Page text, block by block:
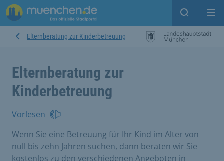
Suche
Elternberatung zur Kinderbetreuung
Elternberatung zur
Kinderbetreuung
Vorlesen
Wenn Sie eine Betreuung für Ihr Kind im Alter von
null bis zehn Jahren suchen, dann beraten wir Sie
kostenlos zu den verschiedenen Angeboten in